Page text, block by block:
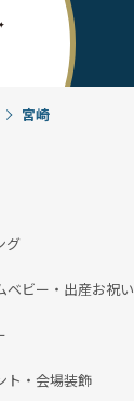
宮崎
グ
ベビー・出産お祝い
ト・会場装飾